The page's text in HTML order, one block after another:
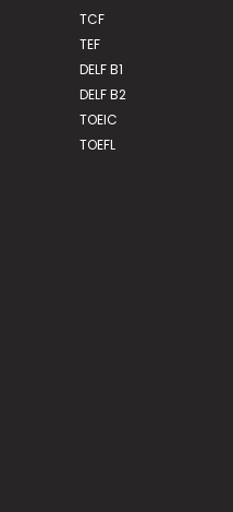
TCF
TEF
DELF B1
DELF B2
TOEIC
TOEFL